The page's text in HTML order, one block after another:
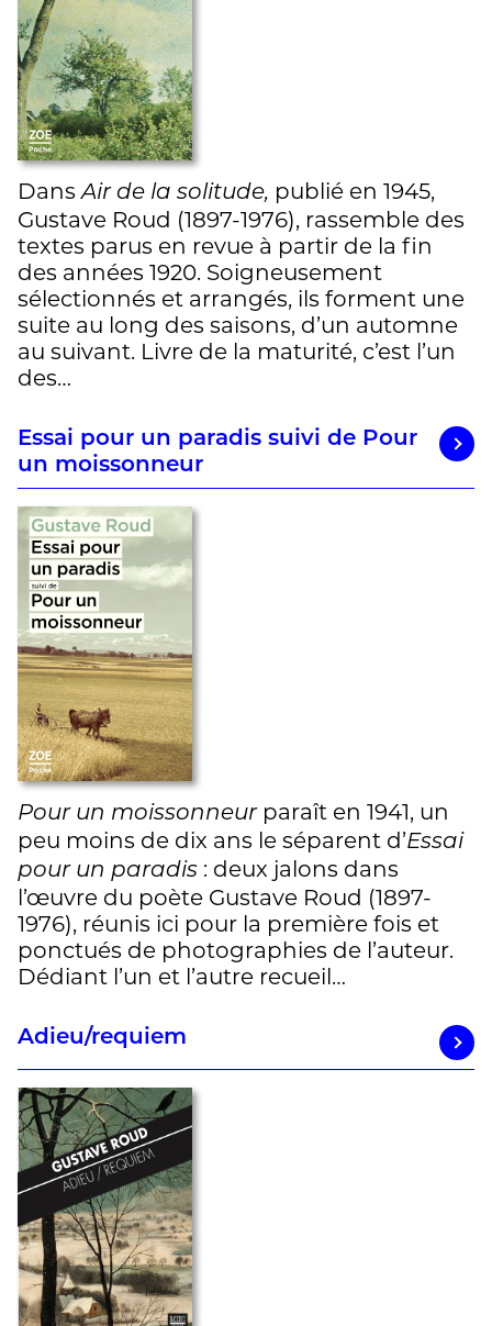
DansAir de la solitude, publié en 1945,
Gustave Roud (1897-1976), rassemble des
textes parus en revue à partir de la fin
des années 1920. Soigneusement
sélectionnés et arrangés, ils forment une
suite au long des saisons, d’un automne
au suivant. Livre de la maturité, c’est l’un
des…
Essai pour un paradis suivi de Pour
un moissonneur
Pour un moissonneurparaît en 1941, un
peu moins de dix ans le séparent d’Essai
pour un paradis : deux jalons dans
l’œuvre du poète Gustave Roud (1897-
1976), réunis ici pour la première fois et
ponctués de photographies de l’auteur.
Dédiant l’un et l’autre recueil…
Adieu/requiem